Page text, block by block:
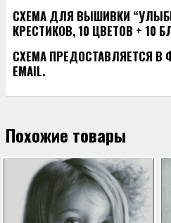
СХЕМА ДЛЯ ВЫШИВКИ
КРЕСТИКОВ, 10 ЦВЕТОВ + 10
СХЕМА ПРЕДОСТАВЛЯЕТСЯ В
EMAIL.
Похожие товары